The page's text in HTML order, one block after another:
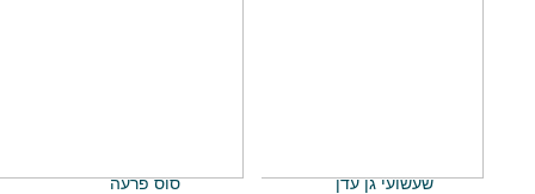
שעשועי גן עדן
סוס פרעה